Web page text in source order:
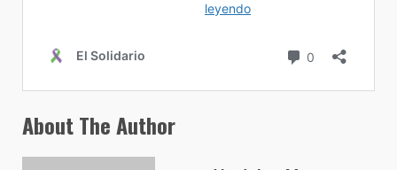
About The Author